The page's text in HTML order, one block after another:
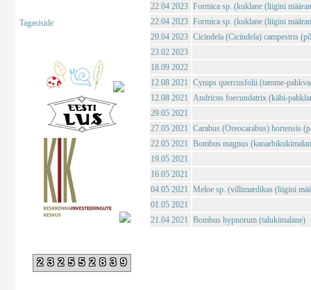
Tagasiside
232552839
22.04 2023 Formica sp. (kuklane (liigini
22.04 2023 Formica sp. (kuklane (liigini
20.04 2023 Cicindela (Cicindela) campestris
23.02 2023
18.09 2022
12.08 2021 Cynips quercusfolii (tamme-
12.08 2021 Andricus foecundatrix (käbi-
29.05 2021
27.05 2021 Carabus (Oreocarabus) hortensis
22.05 2021 Bombus magnus
19.05 2021
16.05 2021
04.05 2021 Meloe sp. (villimardikas (liigini
01.05 2021
21.04 2021 Bombus hypnorum (talukimalane)